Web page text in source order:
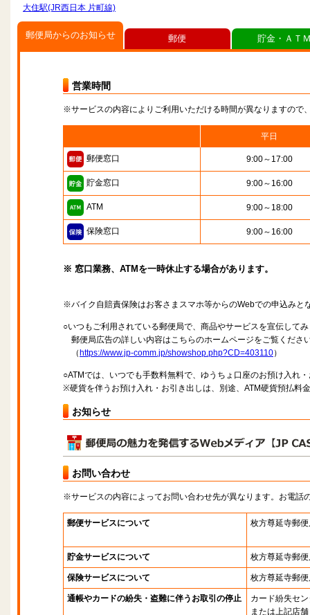
大住駅(JR西日本 片町線)
郵便局からのお知らせ
営業時間
※サービスの内容によりご利用いただける時間が異なりますので
平日
郵便窓口 9:00～17:00
貯金窓口 9:00～16:00
ATM 9:00～18:00
保険窓口 9:00～16:00
※ 窓口業務、ATMを一時休止する場合があります。
※バイク自賠責保険はお客さまスマホ等からのWebでの申込みと
○いつもご利用されている郵便局で、商品やサービスを宣伝して
郵便局広告の詳しい内容はこちらのホームページをご覧くださ
（ https://www.jp-comm.jp/showshop.php?CD=403110）
○ATMでは、いつでも手数料無料で、ゆうちょ口座のお預け入れ
※硬貨を伴うお預け入れ・お引き出しは、別途、ATM硬貨預払料
お知らせ
お問い合わせ
※サービスの内容によってお問い合わせ先が異なります。お電話
郵便サービスについて 枚方尊延寺郵
貯金サービスについて 枚方尊延寺郵
保険サービスについて 枚方尊延寺郵
通帳やカードの紛失・盗難に伴うお取引の停止
カード紛失セ
または上記店舗
郵便 貯金・ＡＴ